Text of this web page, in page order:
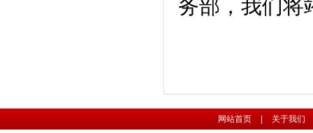
务部，我们将
网站首页 关于我们